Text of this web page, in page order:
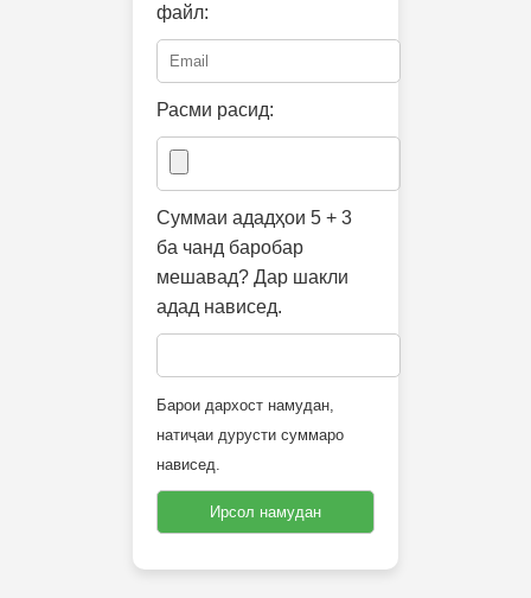
файл:
Расми расид:
Суммаи ададҳои 5 + 3
ба чанд баробар
мешавад? Дар шакли
адад нависед.
Барои дархост намудан,
натиҷаи дурусти суммаро
нависед.
Ирсол намудан